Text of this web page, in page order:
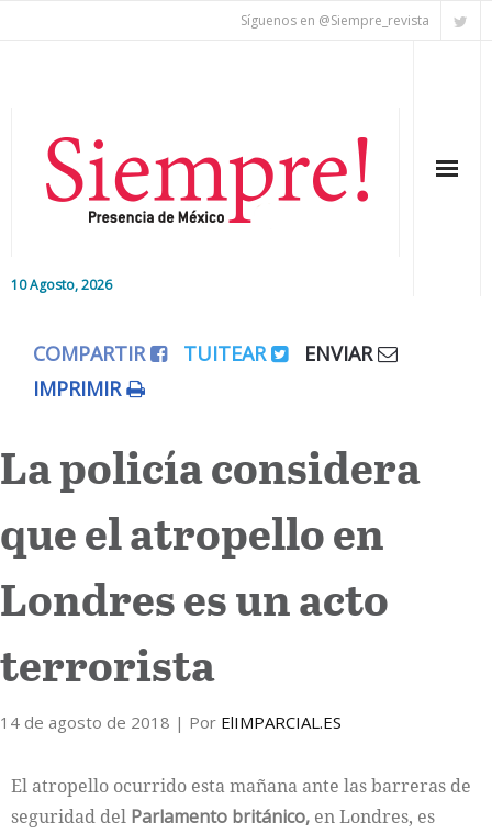
Síguenos en @Siempre_revista
10 Agosto, 2026
Editorial
Colaboradores
Internacional
Cultura
COMPARTIR TUITEAR
ENVIAR
IMPRIMIR
La policía considera
que el atropello en
Londres es un acto
terrorista
14 de agosto de 2018 | Por ElIMPARCIAL.ES
El atropello ocurrido esta mañana ante las barreras de
seguridad del Parlamento británico, en Londres, es